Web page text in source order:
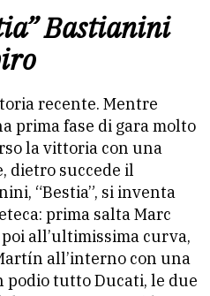
Bastianini
recente. Mentre
prima fase di gara molto
la vittoria con una
dietro succede il
“Bestia”, si inventa
prima salta Marc
all’ultimissima curva,
all’interno con una
podio tutto Ducati, le due